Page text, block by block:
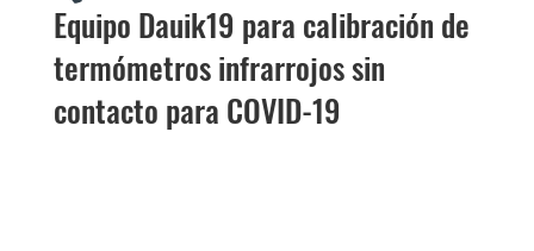
Equipo Dauik19 para calibración de
termómetros infrarrojos sin
contacto para COVID-19